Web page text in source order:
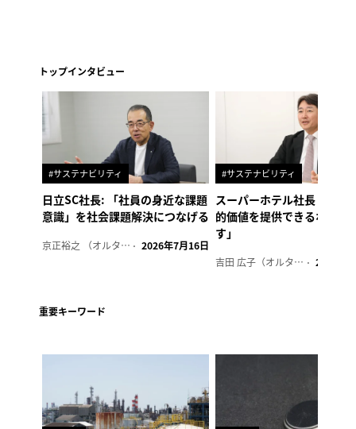
トップインタビュー
#サステナビリティ
日立SC社長: 「社員の身近な課題
意識」を社会課題解決につなげる
京正裕之 （オルタナ副編集長） 2026年7月16日
#サステナビリティ
スーパーホテル社長「地域
的価値を提供できるホテル
す」
吉田 広子（オルタナ輪番編集長） 2026年6
重要キーワード